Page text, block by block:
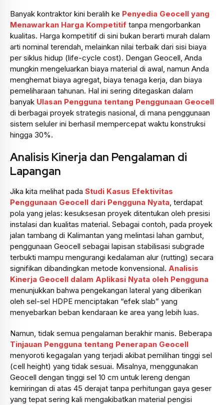
Banyak kontraktor kini beralih ke Penyedia Geocell yang
Menawarkan Harga Kompetitif tanpa mengorbankan
kualitas. Harga kompetitif di sini bukan berarti murah dalam
arti nominal terendah, melainkan nilai terbaik dari sisi biaya
per siklus hidup (life-cycle cost). Dengan Geocell, Anda
mungkin mengeluarkan biaya material di awal, namun Anda
menghemat biaya agregat, biaya tenaga kerja, dan biaya
pemeliharaan tahunan. Hal ini sering ditegaskan dalam
banyak Ulasan Pengguna tentang Penggunaan Geocell
di berbagai proyek strategis nasional, di mana penggunaan
sistem seluler ini berhasil mempercepat waktu konstruksi
hingga 30%.
Analisis Kinerja dan Pengalaman di
Lapangan
Jika kita melihat pada Studi Kasus Efektivitas
Penggunaan Geocell dari Pengguna Nyata, terdapat
pola yang jelas: kesuksesan proyek ditentukan oleh presisi
instalasi dan kualitas material. Sebagai contoh, pada proyek
jalan tambang di Kalimantan yang melintasi lahan gambut,
penggunaan Geocell sebagai lapisan stabilisasi subgrade
terbukti mampu mengurangi kedalaman alur (rutting) secara
signifikan dibandingkan metode konvensional. Analisis
Kinerja Geocell dalam Aplikasi Nyata oleh Pengguna
menunjukkan bahwa pengekangan lateral yang diberikan
oleh sel-sel HDPE menciptakan “efek slab” yang
menyebarkan beban kendaraan ke area yang lebih luas.
Namun, tidak semua pengalaman berakhir manis. Beberapa
Tinjauan Pengguna tentang Penerapan Geocell
menyoroti kegagalan yang terjadi akibat pemilihan tinggi sel
(cell height) yang tidak sesuai. Misalnya, menggunakan
Geocell dengan tinggi sel 10 cm untuk lereng dengan
kemiringan di atas 45 derajat tanpa perhitungan gaya geser
yang tepat sering kali mengakibatkan material pengisi